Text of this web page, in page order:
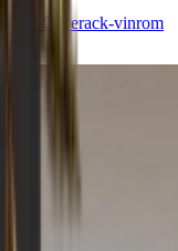
ditt Caverack-vinrom